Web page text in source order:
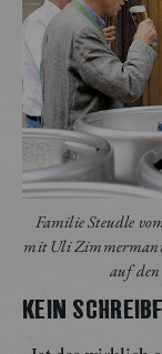
Familie Steudle
mit Uli
auf
KEIN